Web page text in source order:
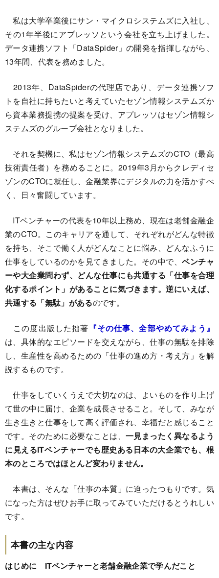
私は大学卒業後にサン・マイクロシステムズに入社し、
その1年半後にアプレッソという会社を立ち上げました。
データ連携ソフト「DataSpider」の開発を指揮しながら、
13年間、代表を務めました。
2013年、DataSpiderの代理店であり、データ連携ソフ
トを自社に持ちたいと考えていたセゾン情報システムズか
ら資本業務提携の提案を受け、アプレッソはセゾン情報シ
ステムズのグループ会社となりました。
それを契機に、私はセゾン情報システムズのCTO（最高
技術責任者）を務めることに。2019年3月からクレディセ
ゾンのCTOに就任し、金融業界にデジタルの力を活かすべ
く、日々奮闘しています。
ITベンチャーの代表を10年以上務め、現在は老舗金融企
業のCTO。このキャリアを通して、それぞれがどんな特徴
を持ち、そこで働く人がどんなことに悩み、どんなふうに
仕事をしているのかを見てきました。その中で、ベンチャ
ーや大企業問わず、どんな仕事にも共通する「仕事を合理
化するポイント」があることに気づきます。逆にいえば、
共通する「無駄」があるのです。
この度出版した拙著 『その仕事、全部やめてみよう』
は、具体的なエピソードを交えながら、仕事の無駄を排除
し、生産性を高めるための「仕事の進め方・考え方」を解
説するものです。
仕事をしていくうえで大切なのは、よいものを作り上げ
て世の中に届け、企業を成長させること。そして、みなが
生き生きと仕事をして高く評価され、幸福だと感じること
です。そのために必要なことは、 一見まったく異なるよう
に見えるITベンチャーでも歴史ある日本の大企業でも、根
本のところではほとんど変わりません。
本書は、そんな「仕事の本質」に迫ったつもりです。気
になった方はぜひお手に取ってみていただけるとうれしい
です。
本書の主な内容
はじめに ITベンチャーと老舗金融企業で学んだこと